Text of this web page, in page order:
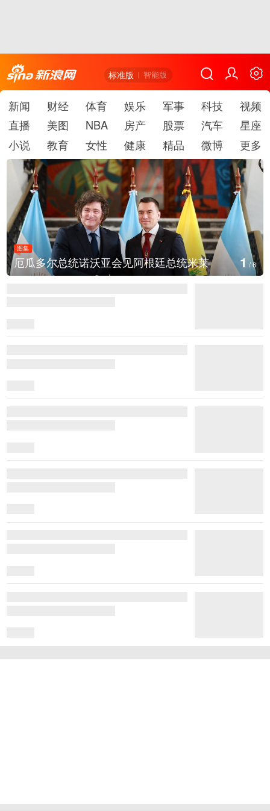
标准版 智能版
新闻 财经 体育 娱乐 军事 科技
视频
直播
美图 NBA 房产 股票 汽车
星座
小说
教育 女性 健康 精品 微博 更多
图集
美国斯波坎：野火烧毁700多所房屋 2/6